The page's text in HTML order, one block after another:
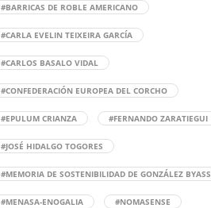
#BARRICAS DE ROBLE AMERICANO
#CARLA EVELIN TEIXEIRA GARCÍA
#CARLOS BASALO VIDAL
#CONFEDERACIÓN EUROPEA DEL CORCHO
#EPULUM CRIANZA #FERNANDO ZARATIEGUI
#JOSÉ HIDALGO TOGORES
#MEMORIA DE SOSTENIBILIDAD DE GONZÁLEZ BYASS
#MENASA-ENOGALIA #NOMASENSE